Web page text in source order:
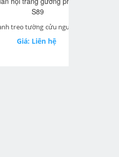
tranh treo tường cửu ngư quần hội tráng gương pha lê S89
Giá: Liên hệ